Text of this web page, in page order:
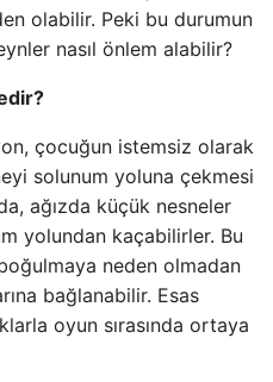
olabilir. Peki bu durumun
nasıl önlem alabilir?
çocuğun istemsiz olarak
solunum yoluna çekmesi
ağızda küçük nesneler
yolundan kaçabilirler. Bu
neden olmadan
bağlanabilir. Esas
oyun sırasında ortaya